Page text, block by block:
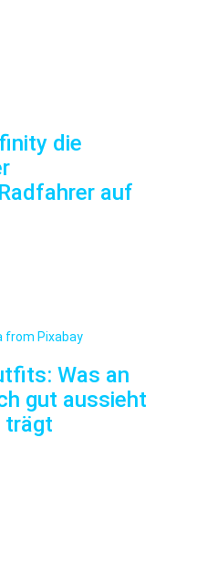
die
auf
Was an
gut aussieht
trägt